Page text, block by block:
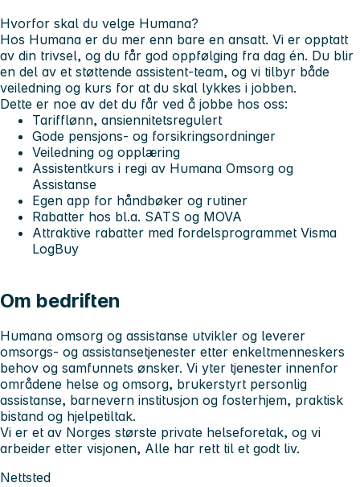
Hvorfor skal du velge Humana?
Hos Humana er du mer enn bare en ansatt. Vi er opptatt
av din trivsel, og du får god oppfølging fra dag én. Du blir
en del av et støttende assistent-team, og vi tilbyr både
veiledning og kurs for at du skal lykkes i jobben.
Dette er noe av det du får ved å jobbe hos oss:
Tarifflønn, ansiennitetsregulert
Gode pensjons- og forsikringsordninger
Veiledning og opplæring
Assistentkurs i regi av Humana Omsorg og
Assistanse
Egen app for håndbøker og rutiner
Rabatter hos bl.a. SATS og MOVA
Attraktive rabatter med fordelsprogrammet Visma
LogBuy
Om bedriften
Humana omsorg og assistanse utvikler og leverer
omsorgs- og assistansetjenester etter enkeltmenneskers
behov og samfunnets ønsker. Vi yter tjenester innenfor
områdene helse og omsorg, brukerstyrt personlig
assistanse, barnevern institusjon og fosterhjem, praktisk
bistand og hjelpetiltak.
Vi er et av Norges største private helseforetak, og vi
arbeider etter visjonen, Alle har rett til et godt liv.
Nettsted